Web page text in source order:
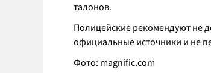
талонов.
Полицейские рекомендуют не
официальные источники и не
Фото: magnific.com